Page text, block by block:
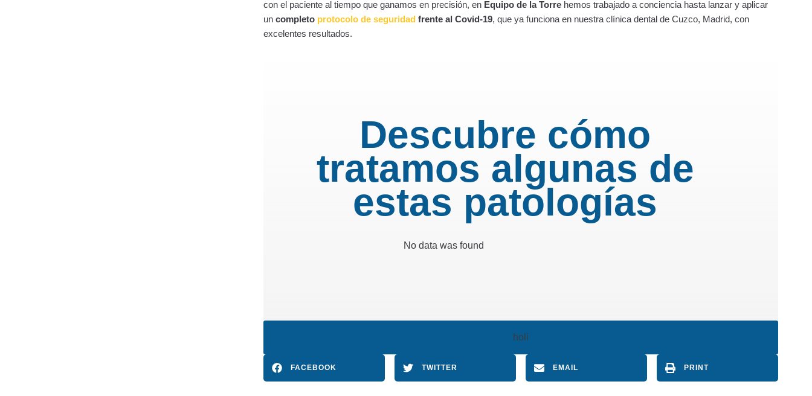
con el paciente al tiempo que ganamos en precisión, en Equipo de la Torre hemos trabajado a conciencia hasta lanzar y aplicar
uncompleto protocolo de seguridad frente al Covid-19, que ya funciona en nuestra clínica dental de Cuzco, Madrid, con
excelentes resultados.
Descubre cómo
tratamos algunas de
estas patologías
No data was found
holi
FACEBOOK TWITTER EMAIL PRINT